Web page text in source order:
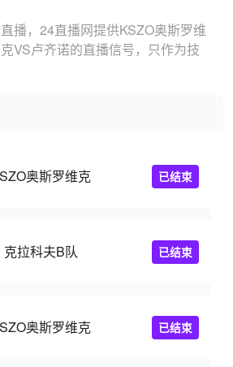
播，24直播网提供KSZO奥斯罗维
VS卢齐诺的直播信号，只作为技
奥斯罗维克 已结束
克拉科夫B队 已结束
奥斯罗维克 已结束